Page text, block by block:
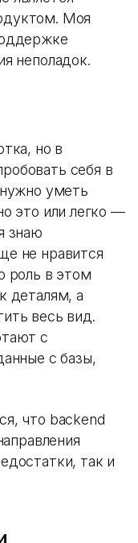
Моя
неполадок.
но в
себя в
уметь
это или легко —
знаю
не нравится
роль в этом
деталям, а
весь вид.
с
с базы,
что backend
так и